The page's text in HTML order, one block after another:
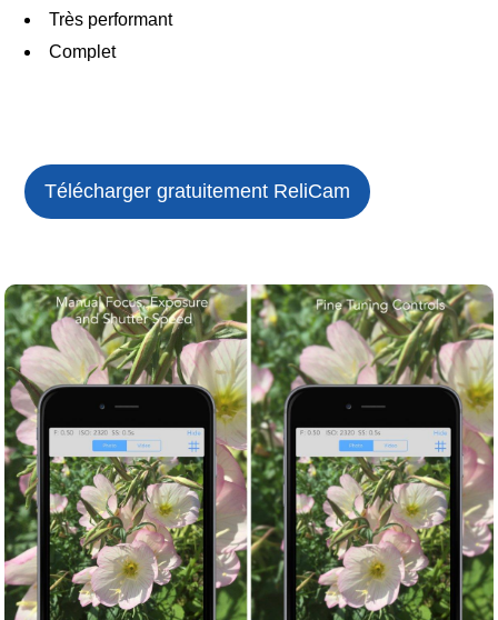
Très performant
Complet
Télécharger gratuitement ReliCam